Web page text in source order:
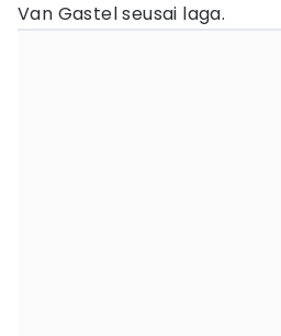
Van Gastel seusai laga.